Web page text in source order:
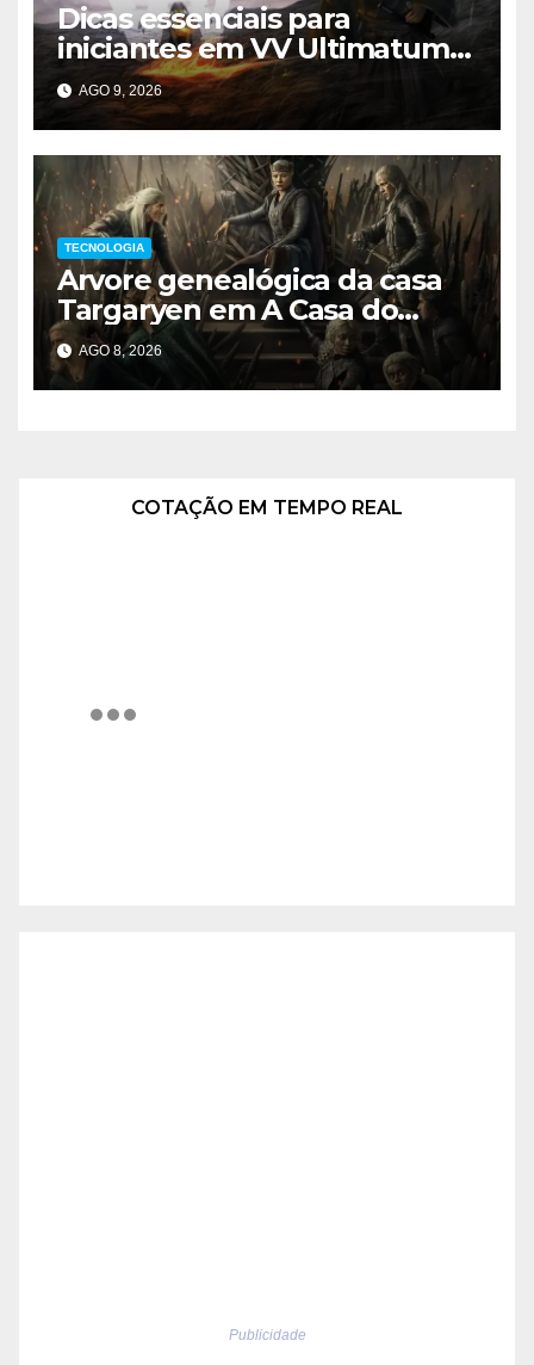
Dicas essenciais para
iniciantes em VV Ultimatum
no Roblox
AGO 9, 2026
TECNOLOGIA
Arvore genealógica da casa
Targaryen em A Casa do
Dragão
AGO 8, 2026
COTAÇÃO EM TEMPO REAL
Publicidade